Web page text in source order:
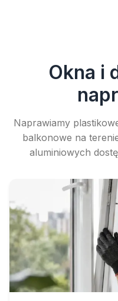
Okna i
Naprawiamy
balkonowe na
aluminiowych